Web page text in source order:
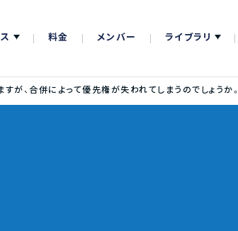
料金 メンバー ライブラリ
、合併によって優先権が失われてしまうのでしょうか。